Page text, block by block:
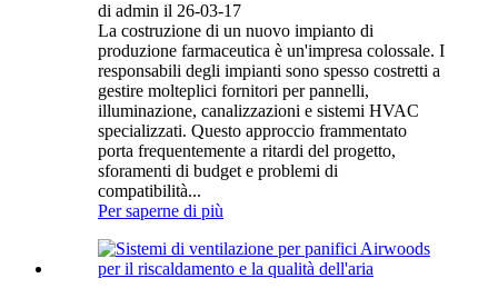
di admin il 26-03-17
La costruzione di un nuovo impianto di
produzione farmaceutica è un'impresa colossale. I
responsabili degli impianti sono spesso costretti a
gestire molteplici fornitori per pannelli,
illuminazione, canalizzazioni e sistemi HVAC
specializzati. Questo approccio frammentato
porta frequentemente a ritardi del progetto,
sforamenti di budget e problemi di
compatibilità...
Per saperne di più